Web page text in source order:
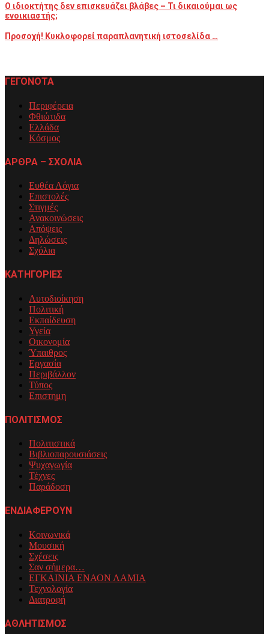
Ο ιδιοκτήτης δεν επισκευάζει βλάβες – Τι δικαιούμαι ως
ενοικιαστής;
Προσοχή! Κυκλοφορεί παραπλανητική ιστοσελίδα …
ΓΕΓΟΝΟΤΑ
Περιφέρεια
Φθιώτιδα
Ελλάδα
Κόσμος
ΑΡΘΡΑ – ΣΧΟΛΙΑ
Ευθέα Λόγια
Επιστολές
Στιγμές
Ανακοινώσεις
Απόψεις
Δηλώσεις
Σχόλια
ΚΑΤΗΓΟΡΙΕΣ
Αυτοδιοίκηση
Πολιτική
Εκπαίδευση
Υγεία
Οικονομία
Ύπαιθρος
Εργασία
Περιβάλλον
Τύπος
Επιστημη
ΠΟΛΙΤΙΣΜΟΣ
Πολιτιστικά
Βιβλιοπαρουσιάσεις
Ψυχαγωγία
Τέχνες
Παράδοση
ΕΝΔΙΑΦΕΡΟΥΝ
Κοινωνικά
Μουσική
Σχέσεις
Σαν σήμερα…
ΕΓΚΑΙΝΙΑ ΕΝΑΟΝ ΛΑΜΙΑ
Τεχνολογία
Διατροφή
ΑΘΛΗΤΙΣΜΟΣ